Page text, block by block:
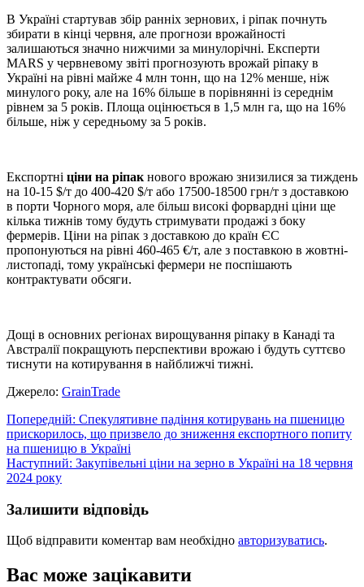
В Україні стартував збір ранніх зернових, і ріпак почнуть
збирати в кінці червня, але прогнози врожайності
залишаються значно нижчими за минулорічні. Експерти
MARS у червневому звіті прогнозують врожай ріпаку в
Україні на рівні майже 4 млн тонн, що на 12% менше, ніж
минулого року, але на 16% більше в порівнянні із середнім
рівнем за 5 років. Площа оцінюється в 1,5 млн га, що на 16%
більше, ніж у середньому за 5 років.
Експортні ціни на ріпак нового врожаю знизилися за тиждень
на 10-15 $/т до 400-420 $/т або 17500-18500 грн/т з доставкою
в порти Чорного моря, але більш високі форвардні ціни ще
кілька тижнів тому будуть стримувати продажі з боку
фермерів. Ціни на ріпак з доставкою до країн ЄС
пропонуються на рівні 460-465 €/т, але з поставкою в жовтні-
листопаді, тому українські фермери не поспішають
контрактувати обсяги.
Дощі в основних регіонах вирощування ріпаку в Канаді та
Австралії покращують перспективи врожаю і будуть суттєво
тиснути на котирування в найближчі тижні.
Джерело: GrainTrade
Навігація
записів
Попередній: Спекулятивне падіння котирувань на пшеницю
прискорилось, що призвело до зниження експортного попиту
на пшеницю в Україні
Наступний: Закупівельні ціни на зерно в Україні на 18 червня
2024 року
Залишити відповідь
Щоб відправити коментар вам необхідно авторизуватись.
Вас може зацікавити